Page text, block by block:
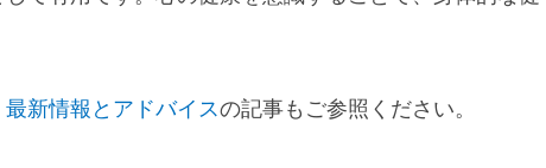
新情報とアドバイスの記事もご参照ください。